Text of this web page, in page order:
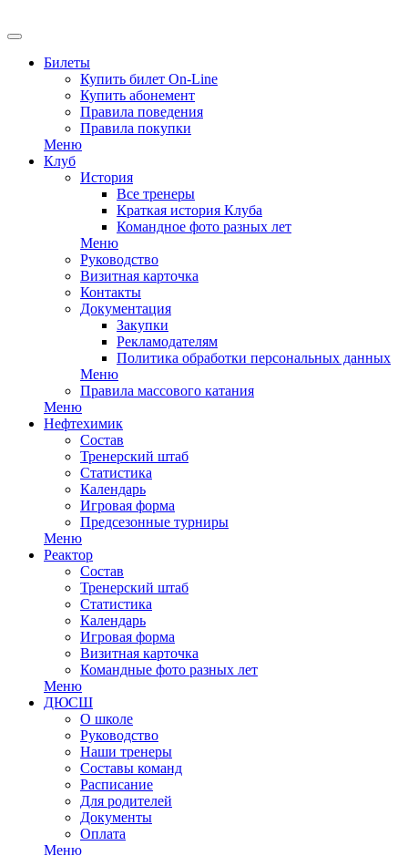
Билеты
Купить билет On-Line
Купить абонемент
Правила поведения
Правила покупки
Меню
Клуб
История
Все тренеры
Краткая история Клуба
Командное фото разных лет
Меню
Руководство
Визитная карточка
Контакты
Документация
Закупки
Рекламодателям
Политика обработки персональных данных
Меню
Правила массового катания
Меню
Нефтехимик
Состав
Тренерский штаб
Статистика
Календарь
Игровая форма
Предсезонные турниры
Меню
Реактор
Состав
Тренерский штаб
Статистика
Календарь
Игровая форма
Визитная карточка
Командные фото разных лет
Меню
ДЮСШ
О школе
Руководство
Наши тренеры
Составы команд
Расписание
Для родителей
Документы
Оплата
Меню